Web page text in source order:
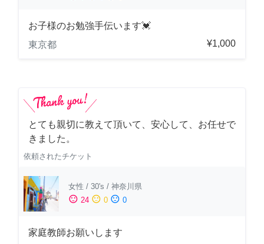
お子様のお勉強手伝います💓
東京都
¥1,000
とても親切に教えて頂いて、安心して、お任せで
きました。
依頼されたチケット
女性 / 30's / 神奈川県
sentiment_satisfied 24 sentiment_neutral 0 sentiment_dissatisfied 0
家庭教師お願いします